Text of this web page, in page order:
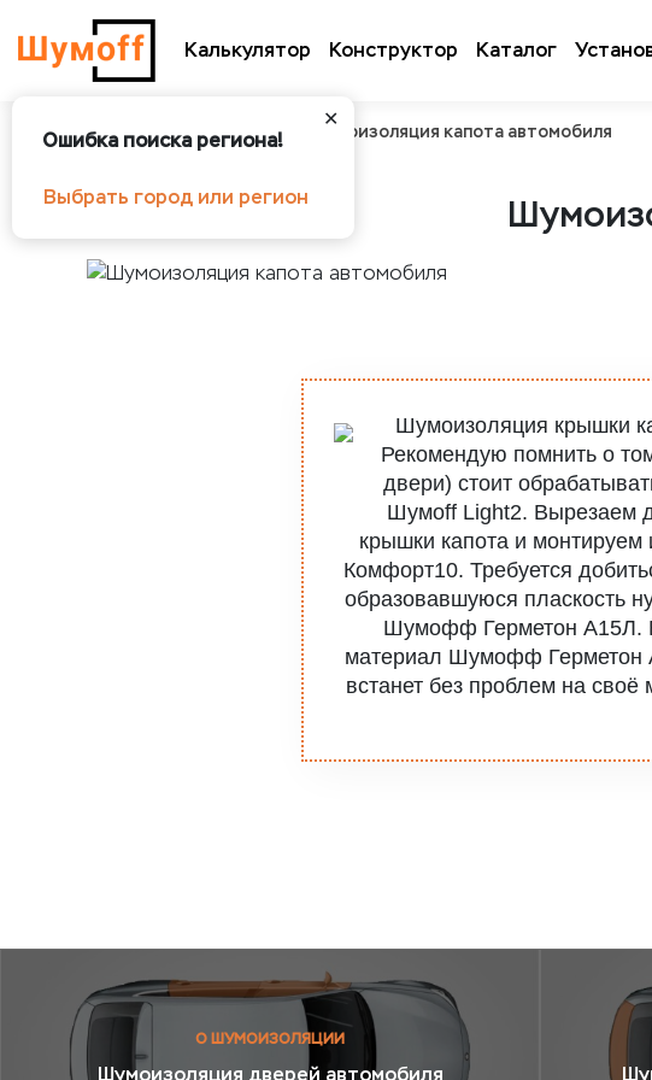
Калькулятор Конструктор Каталог
✕
Ошибка поиска региона!
Выбрать город или регион
Шумоff О шумоизоляции Шумоизоляция капота автомобиля
Шумоизоляция крышки
Рекомендую помнить о
двери) стоит
Шумоff Light2. Вырезаем
крышки капота и
Комфорт10. Требуется
образовавшуюся пласкость
Шумофф Герметон А15Л.
материал Шумофф Герметон
встанет без проблем на
О ШУМОИЗОЛЯЦИИ
Шумоизоляция дверей автомобиля